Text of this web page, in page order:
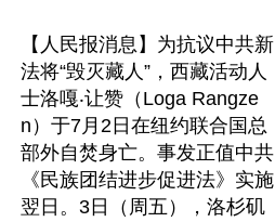
【人民报消息】为抗议中共新
法将“毁灭藏人”，西藏活动人
士洛嘎‧让赞（Loga Rangze
n）于7月2日在纽约联合国总
部外自焚身亡。事发正值中共
《民族团结进步促进法》实施
翌日。3日（周五），洛杉矶